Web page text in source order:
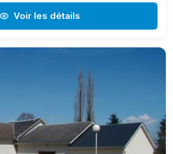
Voir les détails